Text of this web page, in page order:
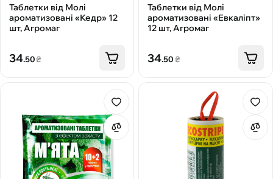
Таблетки від Молі
ароматизовані «Кедр» 12
шт, Агромаг
34.50₴
Таблетки від Молі
ароматизовані «Евкаліпт»
12 шт, Агромаг
34.50₴